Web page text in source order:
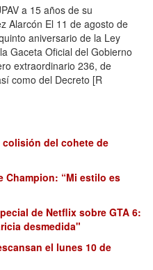
a 15 años de su
Alarcón El 11 de agosto de
aniversario de la Ley
Gaceta Oficial del Gobierno
extraordinario 236, de
como del Decreto [R
del cohete de
Champion: “Mi estilo es
de Netflix sobre GTA 6:
desmedida"
el lunes 10 de